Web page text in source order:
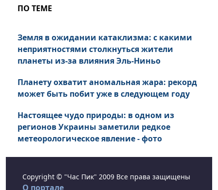
ПО ТЕМЕ
Земля в ожидании катаклизма: с какими
неприятностями столкнуться жители
планеты из-за влияния Эль-Ниньо
Планету охватит аномальная жара: рекорд
может быть побит уже в следующем году
Настоящее чудо природы: в одном из
регионов Украины заметили редкое
метеорологическое явление - фото
Copyright © "Час Пик" 2009 Все права защищены
О портале